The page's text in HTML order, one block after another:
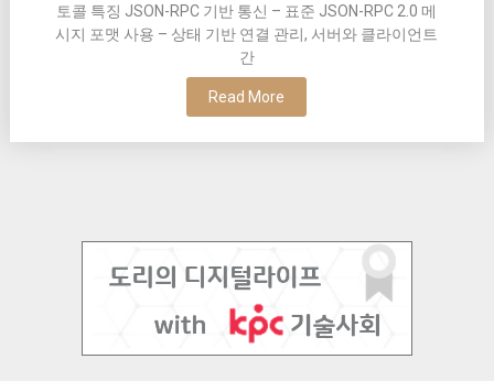
토콜 특징 JSON-RPC 기반 통신 – 표준 JSON-RPC 2.0 메
시지 포맷 사용 – 상태 기반 연결 관리, 서버와 클라이언트
간
Read More